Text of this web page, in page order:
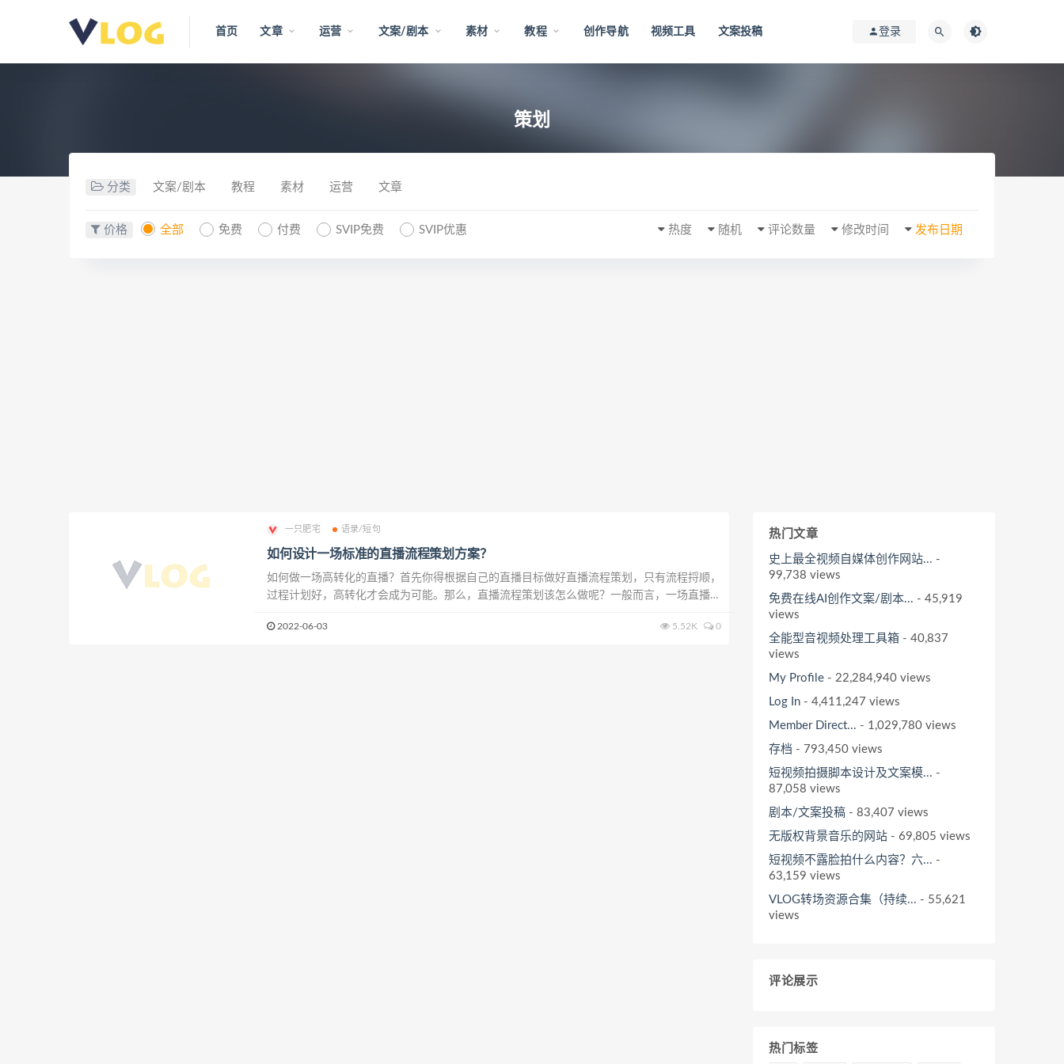
首页 文章 运营 文案/剧本 素材 教程 创作导航 视频工具 文案投稿 登录
策划
分类 文案/剧本 教程 素材 运营 文章
价格 全部 免费 付费 SVIP免费 SVIP优惠 发布日期
修改时间
评论数量
随机
热度
一只肥宅 语录/短句
如何设计一场标准的直播流程策划方案？
如何做一场高转化的直播？首先你得根据自己的直播目标做好直播流程策划，只有流程捋顺，
过程计划好，高转化才会成为可能。那么，直播流程策划该怎么做呢？一般而言，一场直播流
来，我就详细给大家分享一下，如何做一场优秀的直播流程策...
2022-06-03 5.52K 0
热门文章
史上最全视频自媒体创作网站... -
99,738 views
免费在线AI创作文案/剧本... - 45,919
views
全能型音视频处理工具箱 - 40,837
views
My Profile - 22,284,940 views
Log In - 4,411,247 views
Member Direct... - 1,029,780 views
存档 - 793,450 views
短视频拍摄脚本设计及文案模... -
87,058 views
剧本/文案投稿 - 83,407 views
无版权背景音乐的网站 - 69,805 views
短视频不露脸拍什么内容？六... -
63,159 views
VLOG转场资源合集（持续... - 55,621
views
评论展示
热门标签